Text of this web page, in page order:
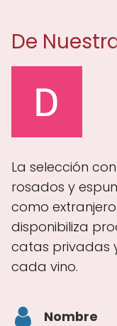
De
La selección
rosados y
como
disponibiliza
catas privadas
cada vino.
Nombre